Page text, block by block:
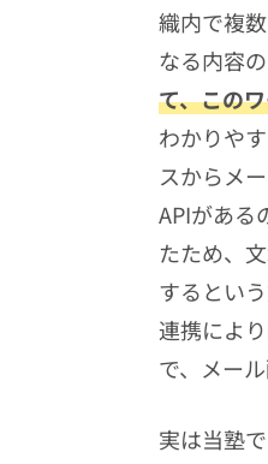
織内で複
なる内容
て、この
わかりやす
スからメ
APIがある
たため、
するとい
連携によ
で、メー
実は当塾